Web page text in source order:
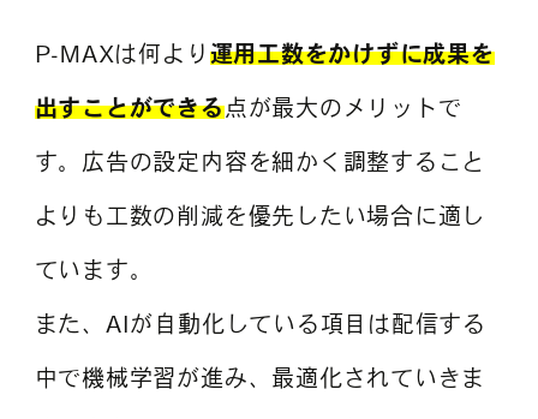
P-MAXは何より 運用工数をかけずに成果を
出すことができる点が最大のメリットで
す。広告の設定内容を細かく調整すること
よりも工数の削減を優先したい場合に適し
ています。
また、AIが自動化している項目は配信する
中で機械学習が進み、最適化されていきま